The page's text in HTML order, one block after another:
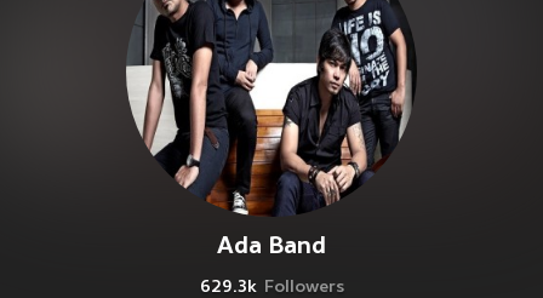
Ada Band
629.3k Followers